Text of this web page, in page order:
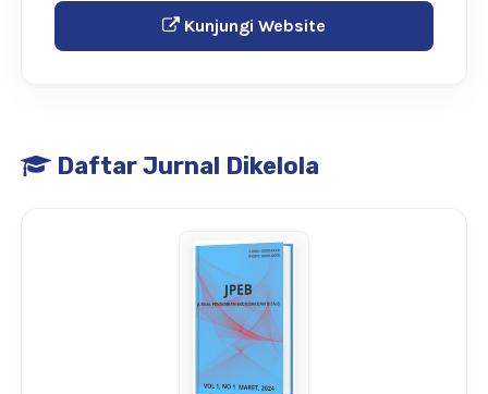
Kunjungi Website
Daftar Jurnal Dikelola